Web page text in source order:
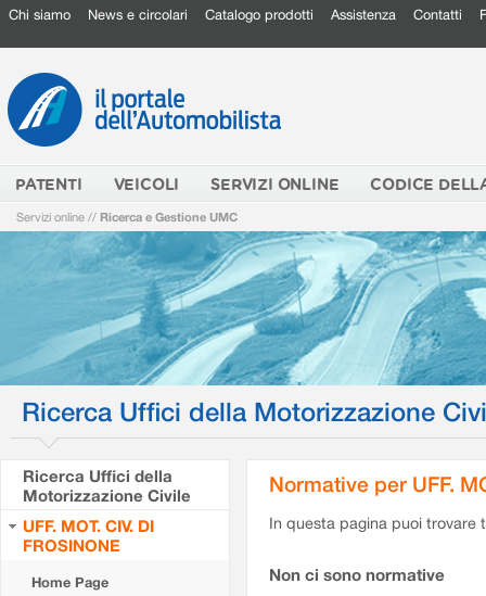
Chi siamo News e circolari Catalogo prodotti Assistenza Contatti
PATENTI VEICOLI SERVIZI ONLINE CODICE
Servizi online // Ricerca e Gestione UMC
Ricerca Uffici della Motorizzazione
Ricerca Uffici della
Motorizzazione Civile
UFF. MOT. CIV. DI
FROSINONE
Home Page
Normative per UFF.
In questa pagina puoi
Non ci sono normative